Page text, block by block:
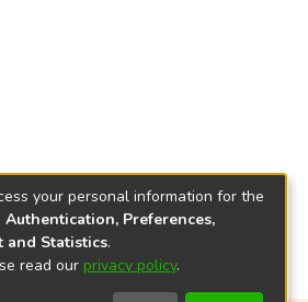
your personal information for the
Authentication, Preferences,
and Statistics.
read our privacy policy.